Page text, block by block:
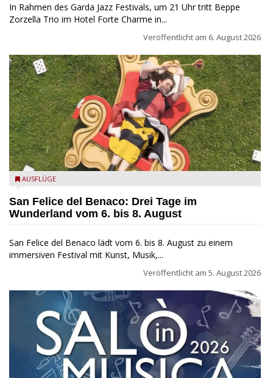
In Rahmen des Garda Jazz Festivals, um 21 Uhr tritt Beppe
Zorzella Trio im Hotel Forte Charme in...
Veröffentlicht am 6. August 2026
San Felice del Benaco: Drei Tage im Wunderland
AUSFLÜGE
San Felice del Benaco: Drei Tage im
Wunderland vom 6. bis 8. August
San Felice del Benaco lädt vom 6. bis 8. August zu einem
immersiven Festival mit Kunst, Musik,...
Veröffentlicht am 5. August 2026